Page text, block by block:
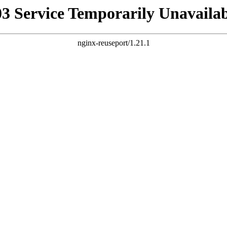
Service Temporarily
nginx-reuseport/1.21.1